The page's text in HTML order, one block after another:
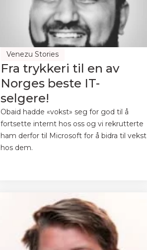
Venezu Stories
Fra trykkeri til en av
Norges beste IT-
selgere!
Obaid hadde «vokst» seg for god til å
fortsette internt hos oss og vi rekrutterte
ham derfor til Microsoft for å bidra til vekst
hos dem.